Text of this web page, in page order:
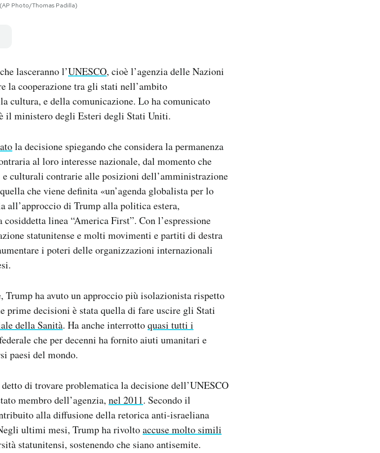
Photo/Thomas Padilla)
lasceranno l’UNESCO, cioè l’agenzia delle Nazioni
la cooperazione tra gli stati nell’ambito
cultura, e della comunicazione. Lo ha comunicato
il ministero degli Esteri degli Stati Uniti.
la decisione spiegando che considera la permanenza
al loro interesse nazionale, dal momento che
e culturali contrarie alle posizioni dell’amministrazione
che viene definita «un’agenda globalista per lo
all’approccio di Trump alla politica estera,
linea “America First”. Con l’espressione
statunitense e molti movimenti e partiti di destra
i poteri delle organizzazioni internazionali
Trump ha avuto un approccio più isolazionista rispetto
prime decisioni è stata quella di fare uscire gli Stati
della Sanità. Ha anche interrottoquasi tutti i
che per decenni ha fornito aiuti umanitari e
paesi del mondo.
di trovare problematica la decisione dell’UNESCO
membro dell’agenzia, nel 2011. Secondo il
alla diffusione della retorica anti-israeliana
ultimi mesi, Trump ha rivoltoaccuse molto simili
statunitensi, sostenendo che siano antisemite.